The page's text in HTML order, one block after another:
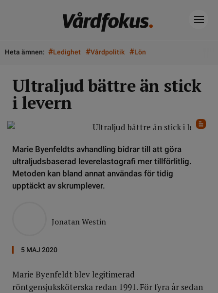
Heta ämnen: #Ledighet #Vårdpolitik #Lön
Ultraljud bättre än stick
i levern
Marie Byenfeldts avhandling bidrar till att göra
ultraljudsbaserad leverelastografi mer tillförlitlig.
Metoden kan bland annat användas för tidig
upptäckt av skrumplever.
Jonatan Westin
5 MAJ 2020
Marie Byenfeldt blev legitimerad
röntgensjuksköterska redan 1991. För fyra år sedan